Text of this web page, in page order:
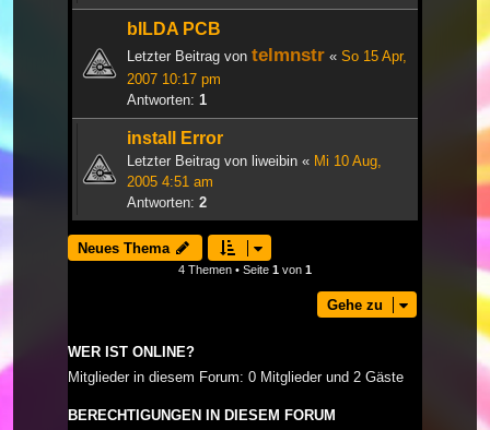
bILDA PCB
Letzter Beitrag von telmnstr « So 15 Apr,
2007 10:17 pm
Antworten: 1
install Error
Letzter Beitrag von liweibin « Mi 10 Aug,
2005 4:51 am
Antworten: 2
Neues Thema
4 Themen • Seite 1 von 1
Gehe zu
WER IST ONLINE?
Mitglieder in diesem Forum: 0 Mitglieder und 2 Gäste
BERECHTIGUNGEN IN DIESEM FORUM